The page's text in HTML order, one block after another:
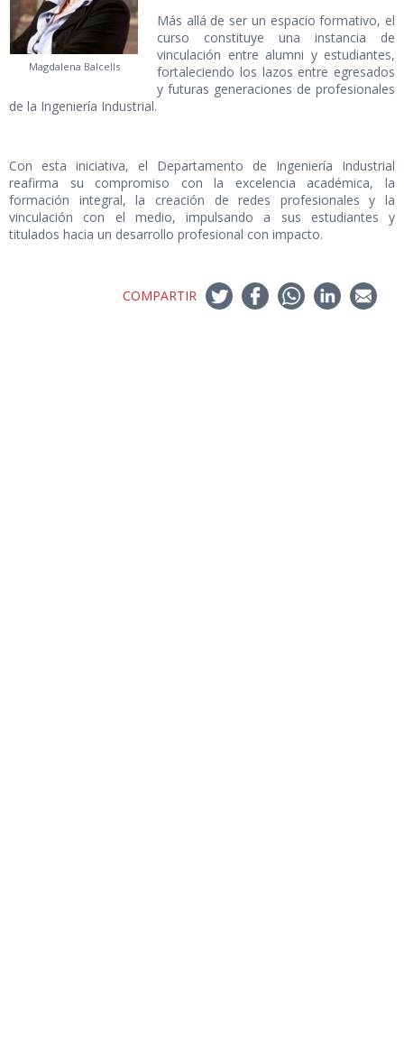
Magdalena Balcells
Más allá de ser un espacio formativo, el
curso constituye una instancia de
vinculación entre alumni y estudiantes,
fortaleciendo los lazos entre egresados
y futuras generaciones de profesionales
de la Ingeniería Industrial.
Con esta iniciativa, el Departamento de Ingeniería Industrial
reafirma su compromiso con la excelencia académica, la
formación integral, la creación de redes profesionales y la
vinculación con el medio, impulsando a sus estudiantes y
titulados hacia un desarrollo profesional con impacto.
COMPARTIR